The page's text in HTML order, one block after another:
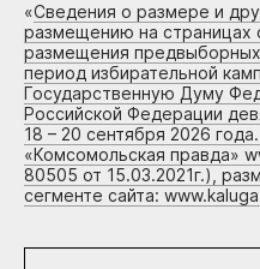
«Сведения о размере и
размещению на страницах
размещения
период избирательной
Государственную Думу
Российской Федерации
18 – 20 сентября 2026
«Комсомольская правда»
80505 от 15.03.2021г.),
сегменте сайта: